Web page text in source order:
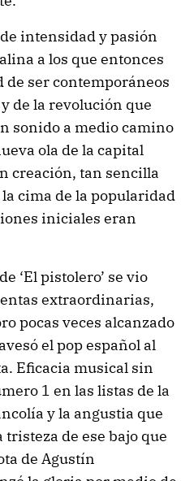
intensidad y pasión
a los que entonces
ser contemporáneos
de la revolución que
sonido a medio camino
ola de la capital
creación, tan sencilla
cima de la popularidad
iniciales eran
‘El pistolero’ se vio
extraordinarias,
pocas veces alcanzado
el pop español al
Eficacia musical sin
1 en las listas de la
y la angustia que
de ese bajo que
de Agustín